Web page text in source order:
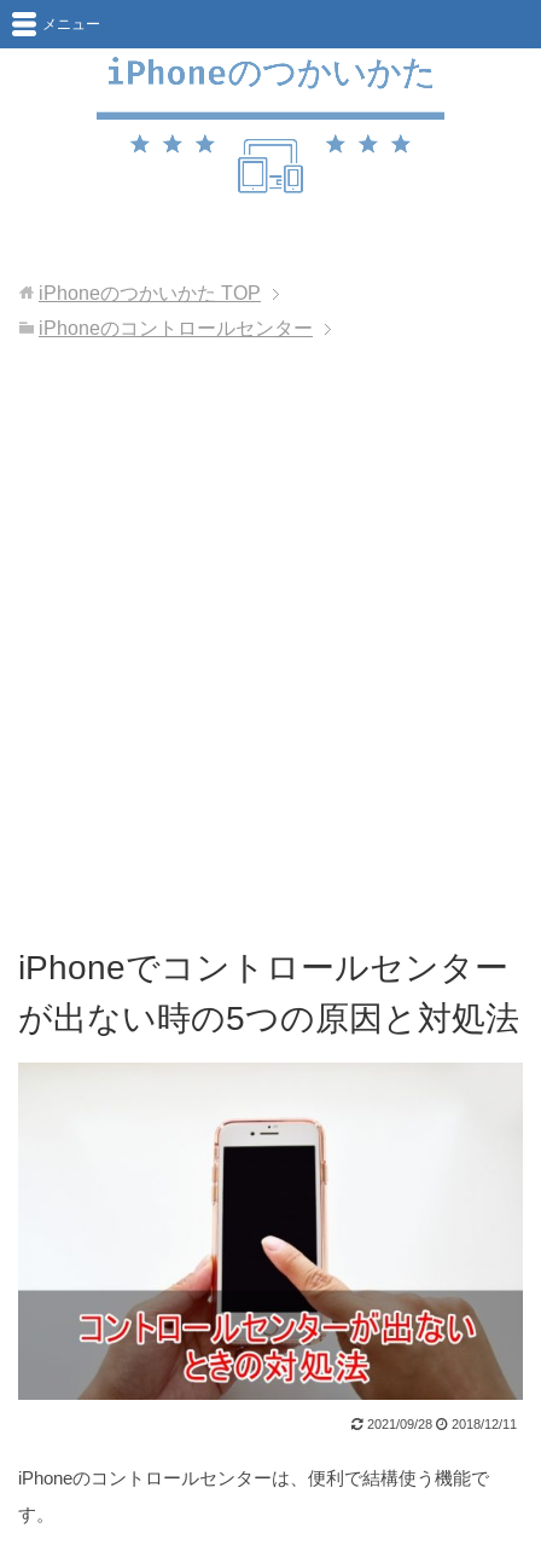
メニュー
iPhoneのつかいかた TOP
iPhoneのコントロールセンター
iPhoneでコントロールセンター
が出ない時の5つの原因と対処法
2021/09/28 2018/12/11
iPhoneのコントロールセンターは、便利で結構使う機能で
す。